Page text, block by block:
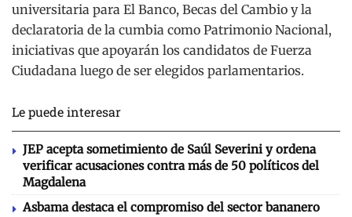
universitaria para El Banco, Becas del Cambio y la
declaratoria de la cumbia como Patrimonio Nacional,
iniciativas que apoyarán los candidatos de Fuerza
Ciudadana luego de ser elegidos parlamentarios.
Le puede interesar
JEP acepta sometimiento de Saúl Severini y ordena
verificar acusaciones contra más de 50 políticos del
Magdalena
Asbama destaca el compromiso del sector bananero